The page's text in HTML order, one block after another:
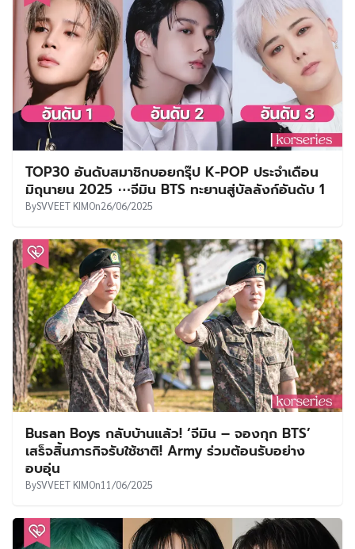
TOP30 อันดับสมาชิกบอยกรุ๊ป K-POP ประจำเดือน
มิถุนายน 2025 ⋯จีมิน BTS ทะยานสู่บัลลังก์อันดับ 1
BySVVEET KIMOn26/06/2025
Busan Boys กลับบ้านแล้ว! ‘จีมิน – จองกุก BTS’
เสร็จสิ้นภารกิจรับใช้ชาติ! Army ร่วมต้อนรับอย่าง
อบอุ่น
BySVVEET KIMOn11/06/2025